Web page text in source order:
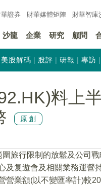
華證券 財華媒體矩陣 財華智庫
沙龍 企業 研究 顧問
美股解碼 股評 研報 專訪
料上
原創
旅行限制的放鬆及公司
及复遊會及相關業務運營
營業額(以不變匯率計)較